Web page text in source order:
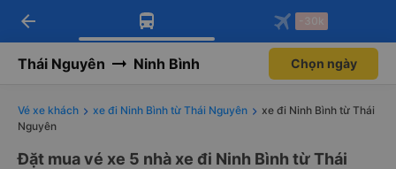
Tải app Vexere ngay!
Nhận ưu đãi thành viên độc
Mở app
Tải app Vexere
-30k/ghế khi đặt vé máy bay qua
Mở app
arrow_back -30k
Thái Nguyên Ninh Bình Chọn ngày
Vé xe khách xe đi Ninh Bình từ Thái Nguyên
xe đi Ninh Bình từ Thái
Nguyên
Đặt mua vé xe 5 nhà xe đi Ninh Bình từ Thái